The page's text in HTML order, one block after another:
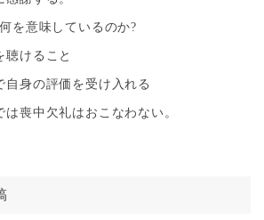
を意味しているのか?
聴けること
自身の評価を受け入れる
喪中欠礼はおこなわない。